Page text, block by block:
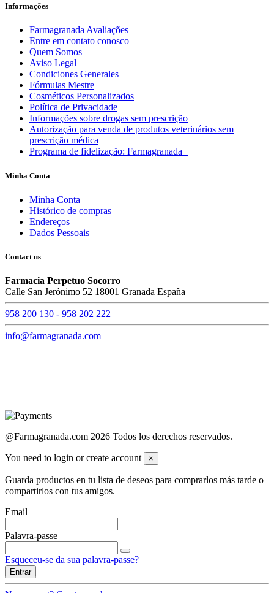
Informações
Farmagranada Avaliações
Entre em contato conosco
Quem Somos
Aviso Legal
Condiciones Generales
Fórmulas Mestre
Cosméticos Personalizados
Política de Privacidade
Informações sobre drogas sem prescrição
Autorização para venda de produtos veterinários sem
prescrição médica
Programa de fidelização: Farmagranada+
Minha Conta
Minha Conta
Histórico de compras
Endereços
Dados Pessoais
Contact us
Farmacia Perpetuo Socorro
Calle San Jerónimo 52 18001 Granada España
958 200 130 - 958 202 222
info@farmagranada.com
@Farmagranada.com 2026 Todos los derechos reservados.
You need to login or create account ×
Guarda productos en tu lista de deseos para comprarlos más tarde o
compartirlos con tus amigos.
Email
Palavra-passe
Esqueceu-se da sua palavra-passe?
Entrar